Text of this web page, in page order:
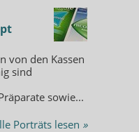
von den Kassen
sind
sowie...
Porträts lesen »